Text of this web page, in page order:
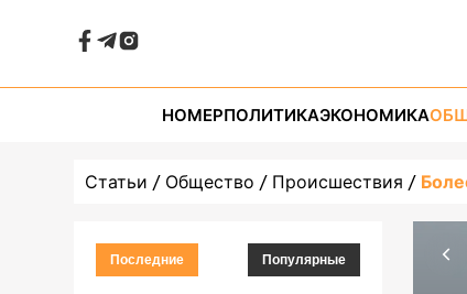
НОМЕРПОЛИТИКАЭКОНОМИКА
Статьи Общество Происшествия
Последние Популярные